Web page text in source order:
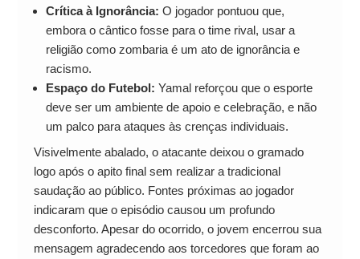
Crítica à Ignorância: O jogador pontuou que,
embora o cântico fosse para o time rival, usar a
religião como zombaria é um ato de ignorância e
racismo.
Espaço do Futebol: Yamal reforçou que o esporte
deve ser um ambiente de apoio e celebração, e não
um palco para ataques às crenças individuais.
Visivelmente abalado, o atacante deixou o gramado
logo após o apito final sem realizar a tradicional
saudação ao público. Fontes próximas ao jogador
indicaram que o episódio causou um profundo
desconforto. Apesar do ocorrido, o jovem encerrou sua
mensagem agradecendo aos torcedores que foram ao